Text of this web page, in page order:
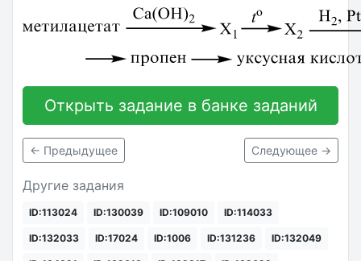
Открыть задание в банке заданий
← Предыдущее Следующее →
Другие задания
ID:113024 ID:130039 ID:109010 ID:114033
ID:132033 ID:17024 ID:1006 ID:131236 ID:132049